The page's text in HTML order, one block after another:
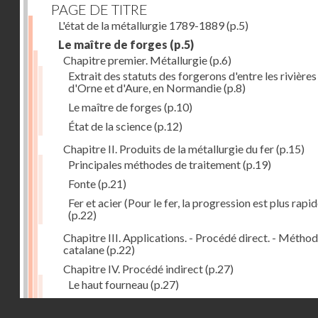
PAGE DE TITRE
L'état de la métallurgie 1789-1889(p.5)
Le maître de forges (p.5)
Chapitre premier. Métallurgie(p.6)
Extrait des statuts des forgerons d'entre les rivières
d'Orne et d'Aure, en Normandie(p.8)
Le maître de forges (p.10)
État de la science(p.12)
Chapitre II. Produits de la métallurgie du fer(p.15)
Principales méthodes de traitement(p.19)
Fonte(p.21)
Fer et acier (Pour le fer, la progression est plus
(p.22)
Chapitre III. Applications. - Procédé direct. -
catalane(p.22)
Chapitre IV. Procédé indirect(p.27)
Le haut fourneau(p.27)